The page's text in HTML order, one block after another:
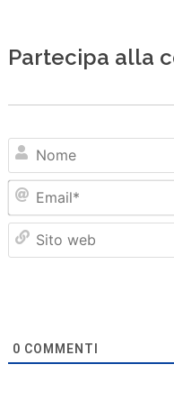
Partecipa alla
0 COMMENTI